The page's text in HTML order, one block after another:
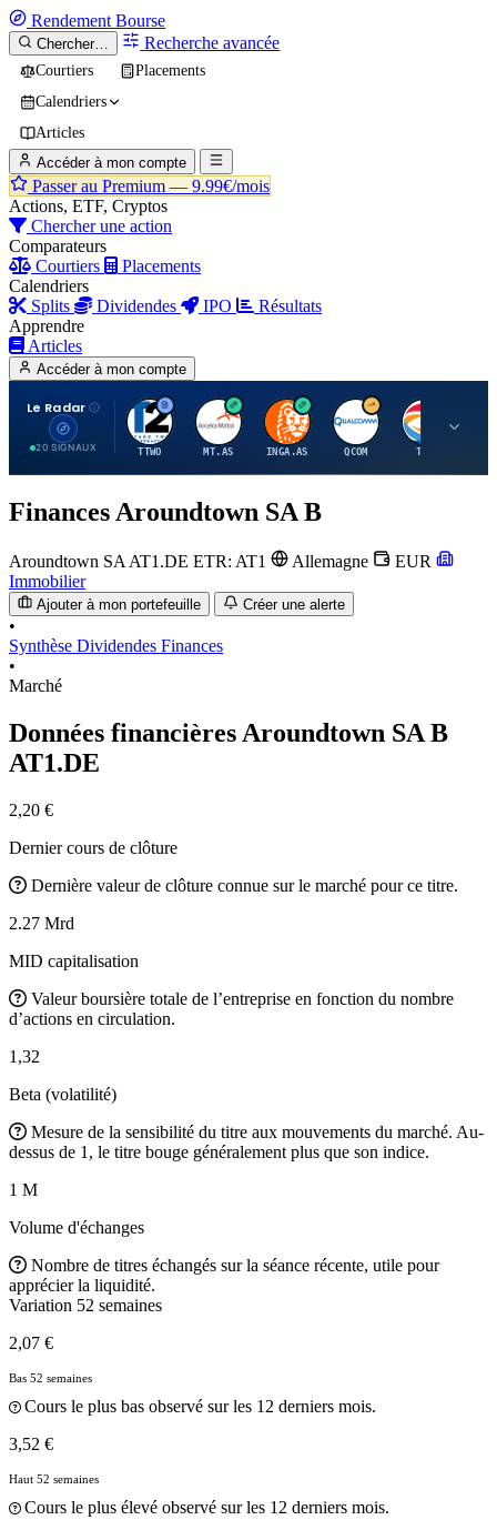
Rendement Bourse
Chercher… Recherche avancée
Courtiers
Placements
Calendriers
Articles
Accéder à mon compte
Passer au Premium — 9.99€/mois
Actions, ETF, Cryptos
Chercher une action
Comparateurs
Courtiers
Placements
Calendriers
Splits
Dividendes IPO
Résultats
Apprendre
Articles
Accéder à mon compte
Le Radar
20 SIGNAUX
T
TTWO
A
MT.AS
I
INGA.AS
Q
QCOM
T
TTE
Finances Aroundtown SA B
Aroundtown SA AT1.DE ETR: AT1 Allemagne
EUR
Immobilier
Ajouter à mon portefeuille Créer une alerte
•
Synthèse Dividendes Finances
•
Marché
Données financières Aroundtown SA B
AT1.DE
2,20 €
Dernier cours de clôture
Dernière valeur de clôture connue sur le marché pour ce titre.
2.27 Mrd
MID capitalisation
Valeur boursière totale de l’entreprise en fonction du nombre
d’actions en circulation.
1,32
Beta (volatilité)
Mesure de la sensibilité du titre aux mouvements du marché. Au-
dessus de 1, le titre bouge généralement plus que son indice.
1 M
Volume d'échanges
Nombre de titres échangés sur la séance récente, utile pour
apprécier la liquidité.
Variation 52 semaines
2,07 €
Bas 52 semaines
Cours le plus bas observé sur les 12 derniers mois.
3,52 €
Haut 52 semaines
Cours le plus élevé observé sur les 12 derniers mois.